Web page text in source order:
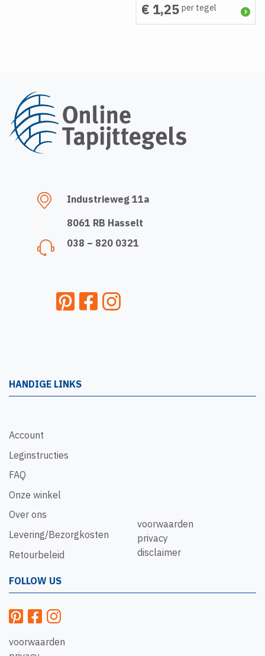
€ 1,25 per tegel
Industrieweg 11a
8061 RB Hasselt
038 – 820 0321
HANDIGE LINKS
Account
Leginstructies
FAQ
Onze winkel
Over ons
Levering/Bezorgkosten
Retourbeleid
voorwaarden
privacy
disclaimer
FOLLOW US
voorwaarden